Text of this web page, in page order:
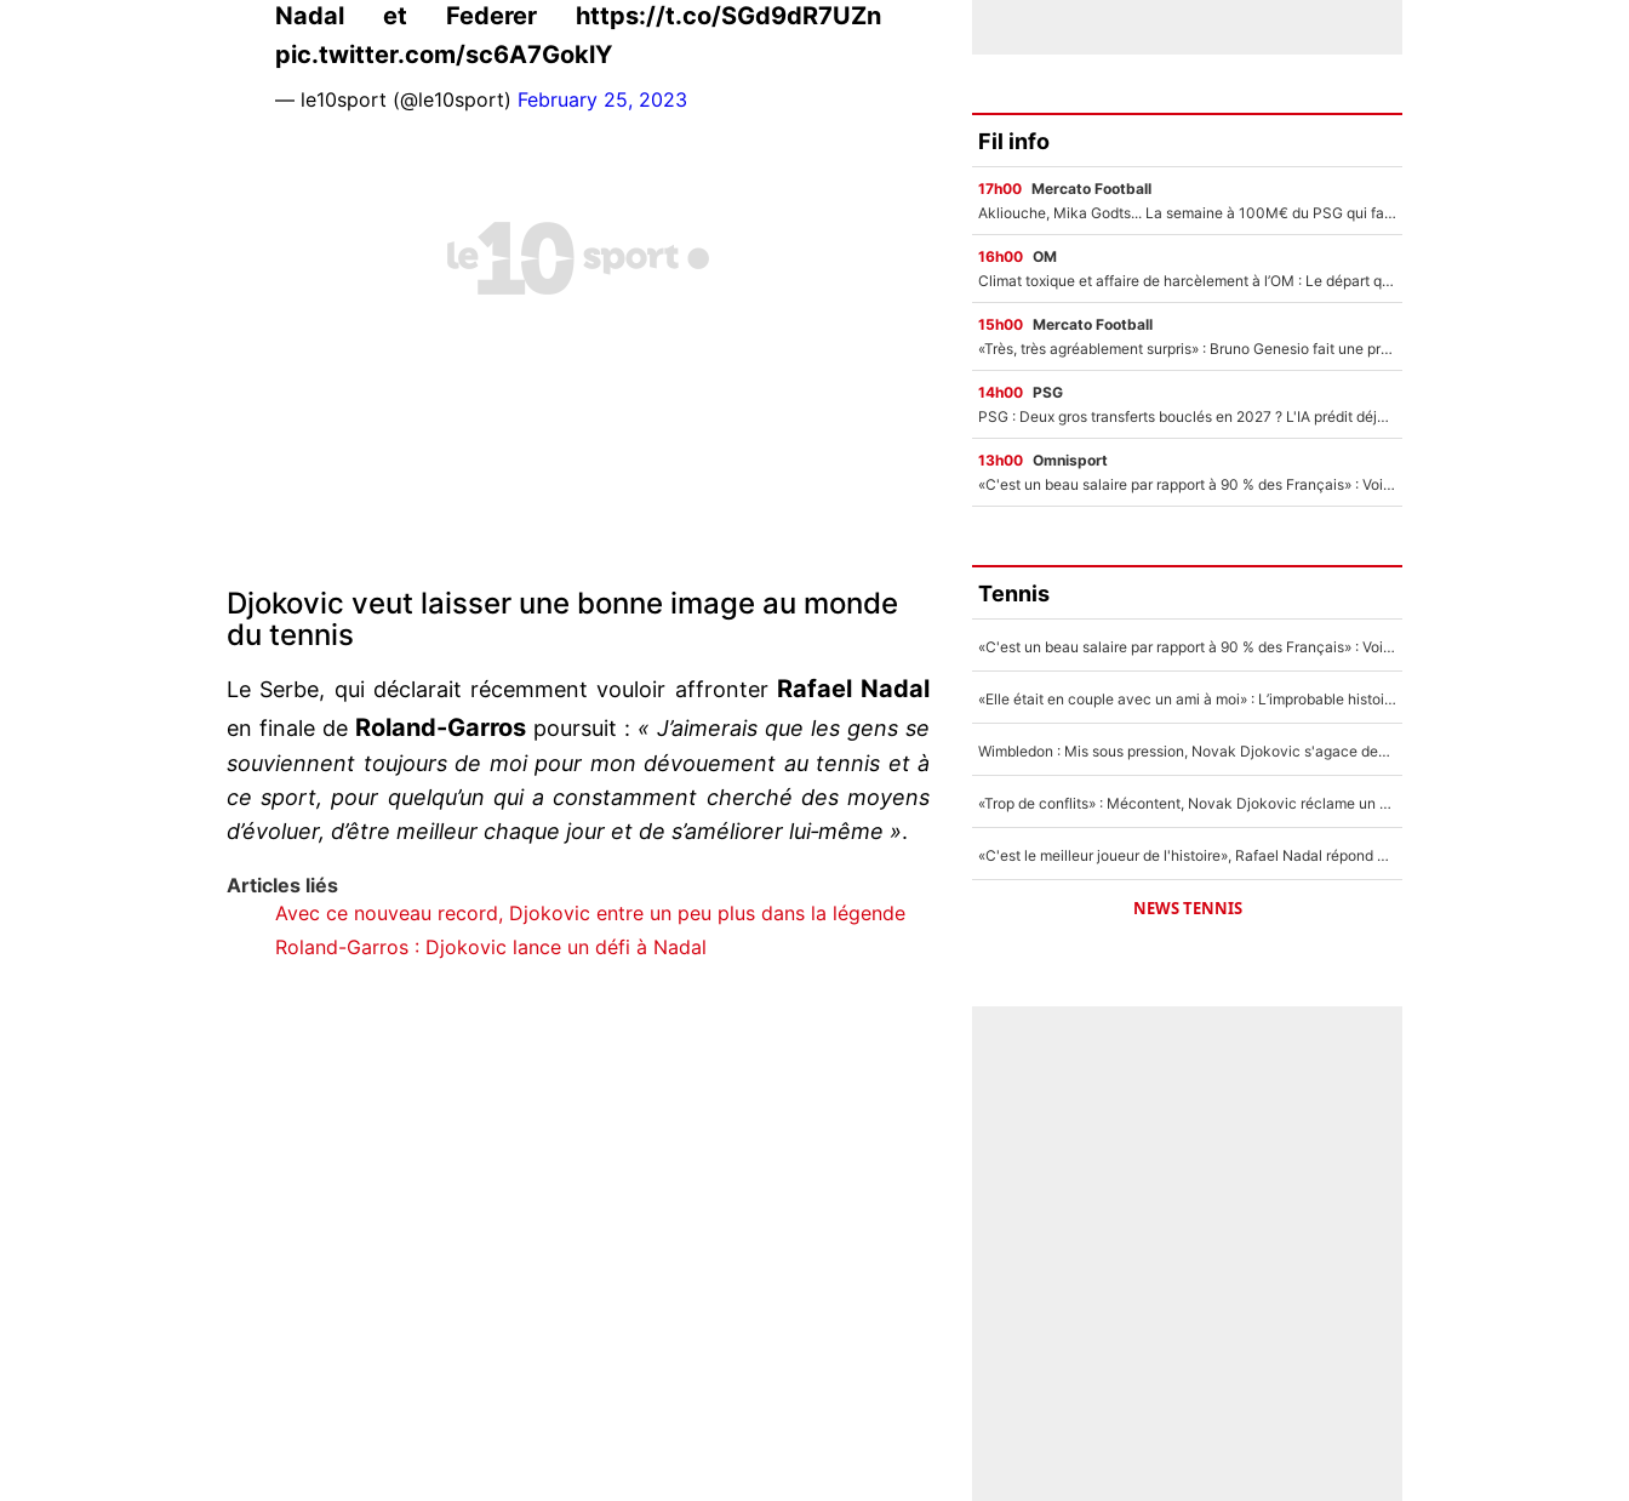
Nadal et Federer https://t.co/SGd9dR7UZn
pic.twitter.com/sc6A7GoklY
— le10sport (@le10sport) February 25, 2023
Djokovic veut laisser une bonne image au monde
du tennis
Le Serbe, qui déclarait récemment vouloir affronter Rafael Nadal
en finale de Roland-Garros poursuit : « J’aimerais que les gens se
souviennent toujours de moi pour mon dévouement au tennis et à
ce sport, pour quelqu’un qui a constamment cherché des moyens
d’évoluer, d’être meilleur chaque jour et de s’améliorer lui‐même ».
Articles liés
Avec ce nouveau record, Djokovic entre un peu plus dans la légende
Roland-Garros : Djokovic lance un défi à Nadal
Fil info
17h00 Mercato Football
Akliouche, Mika Godts... La semaine à 100M€ du PSG qui fait basculer le mercato du PSG !
16h00 OM
Climat toxique et affaire de harcèlement à l’OM : Le départ qui soulage le vestiaire de Bruno Genesio
15h00 Mercato Football
«Très, très agréablement surpris» : Bruno Genesio fait une promesse pour la suite du mercato de l’OM et rassure les supporters
14h00 PSG
PSG : Deux gros transferts bouclés en 2027 ? L'IA prédit déjà les deux joueurs qui pourraient rejoindre Luis Enrique !
13h00 Omnisport
«C'est un beau salaire par rapport à 90 % des Français» : Voilà combien touchait Nelson Monfort sur France Télévisions avant de rejoindre CNews
Tennis
«C'est un beau salaire par rapport à 90 % des Français» : Voilà combien touchait Nelson Monfort sur France Télévisions avant de rejoindre CNews
«Elle était en couple avec un ami à moi» : L’improbable histoire derrière la «seule relation longue» de Novak Djokovic
Wimbledon : Mis sous pression, Novak Djokovic s'agace devant la presse !
«Trop de conflits» : Mécontent, Novak Djokovic réclame un grand changement !
«C'est le meilleur joueur de l'histoire», Rafael Nadal répond à la question que tout le monde se pose !
NEWS TENNIS